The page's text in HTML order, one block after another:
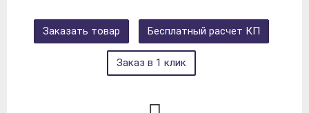
Заказать товар Бесплатный расчет КП
Заказ в 1 клик